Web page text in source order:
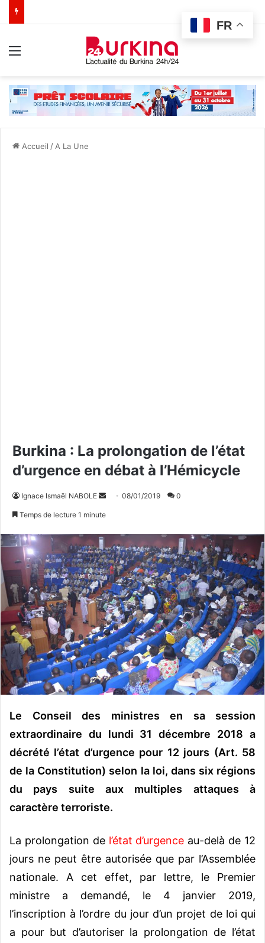
Accueil / A La Une
Burkina : La prolongation de l’état
d’urgence en débat à l’Hémicycle
Ignace Ismaël NABOLE
y
e
r
u
n
c
o
u
r
r
i
08/01/2019 0
Temps de lecture 1 minute
Le Conseil des ministres en sa session
extraordinaire du lundi 31 décembre 2018 a
décrété l’état d’urgence pour 12 jours (Art. 58
de la Constitution) selon la loi, dans six régions
du pays suite aux multiples attaques à
caractère terroriste.
La prolongation de l’état d’urgence au-delà de 12
jours ne peut être autorisée que par l’Assemblée
nationale. A cet effet, par lettre, le Premier
ministre a demandé, le 4 janvier 2019,
l’inscription à l’ordre du jour d’un projet de loi qui
a pour but d’autoriser la prolongation de l’état
FR